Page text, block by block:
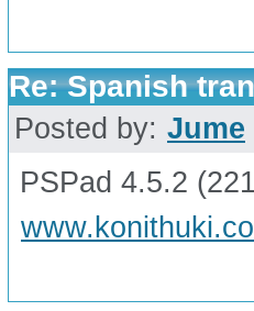
Re: Spanish
Posted by: Jume
PSPad 4.5.2